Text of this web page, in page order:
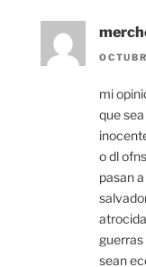
mi
que
o dl
pasan
sean